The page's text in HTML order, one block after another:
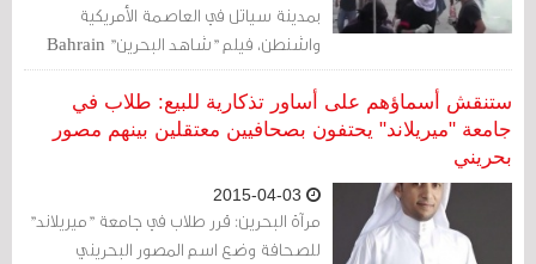
بمدينة سياتل في العاصمة الأمريكية
واشنطن، فيلم "شاهد البحرين" Bahrain
Witness الوثائقي، وذلك في 7 مايو/أيار
المقبل.
ستنقش أسماؤهم على أساور تذكارية للبيع: طلاب في
جامعة "ميريلاند" يحتفون بصحافيين معتقلين بينهم مصور
بحريني
مرآة البحرين: قرر طلاب في جامعة "ميريلاند"
للصحافة وضع اسم المصور البحريني